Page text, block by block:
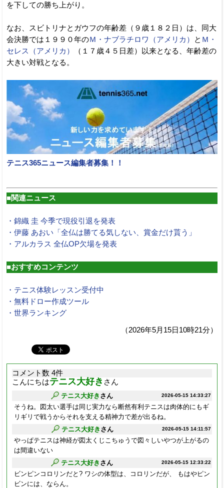
を下しての勝ち上がり。
なお、スビトリナとガウフの年齢差（９歳１８２日）は、同大
会決勝では１９９０年のＭ・ナブラチロワ（アメリカ） と Ｍ・
セレス（アメリカ）
（１７歳４５日差）以来となる、年齢差の
大きい対戦となる。
テニス365ニュース編集者募集！！
■関連ニュース
・錦織 圭 今季で現役引退を発表
・伊藤 あおい「全仏は勝てる気しない、賞金だけ貰う」
・アルカラス 全仏OP欠場を発表
■おすすめコンテンツ
・テニス体験レッスン受付中
・無料ドロー作成ツール
・世界ランキング
（2026年5月15日10時21分）
コメント数 4件
こんにちはテニス大好き さん
2026-05-15 14:33:27
テニス大好き さん
そうね。図太い選手は同じ実力なら断然有利テニスは肉体的にもギ
リギリで戦うからそれを支える精神力で差が出るね。
2026-05-15 14:11:57
テニス大好き さん
やっぱテニスは神経が図太くじこちゅうで図々しいやつが上がるの
は間違いない
2026-05-15 12:33:22
テニス大好き さん
ビンピンコロリンだと? ワシの体型は、コロリンだが、 もはやピン
ビンには、ならん。